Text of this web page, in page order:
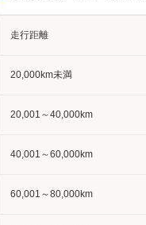
走行距離
20,000km未満
20,001～40,000km
40,001～60,000km
60,001～80,000km